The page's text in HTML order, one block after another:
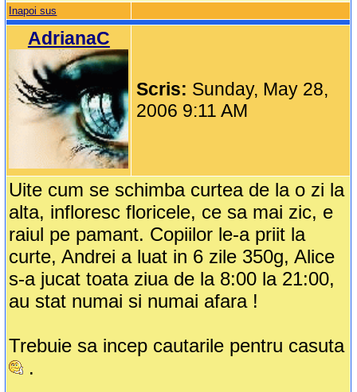
Inapoi sus
AdrianaC
Scris: Sunday, May 28,
2006 9:11 AM
Uite cum se schimba curtea de la o zi la
alta, infloresc floricele, ce sa mai zic, e
raiul pe pamant. Copiilor le-a priit la
curte, Andrei a luat in 6 zile 350g, Alice
s-a jucat toata ziua de la 8:00 la 21:00,
au stat numai si numai afara !
Trebuie sa incep cautarile pentru casuta
.